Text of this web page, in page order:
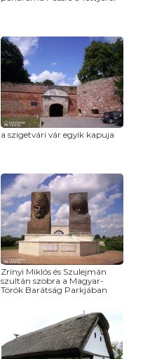
a szigetvári vár egyik kapuja
Zrínyi Miklós és Szulejmán
szultán szobra a Magyar-
Török Barátság Parkjában